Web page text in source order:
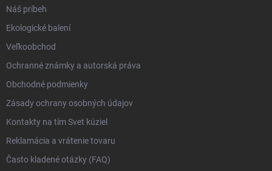
Moja objednávka
Reklamácia a vrátenie tovaru
Vernostný program
Veľkoobchod
Ekologické balenie objednávok
Obchodné podmienky
Zásady ochrany osobných údajov
Náš príbeh
Ekologické balení
Veľkoobchod
Ochranné známky a autorská práva
Obchodné podmienky
Zásady ochrany osobných údajov
Kontakty na tím Svet kúziel
Reklamácia a vrátenie tovaru
Často kladené otázky (FAQ)